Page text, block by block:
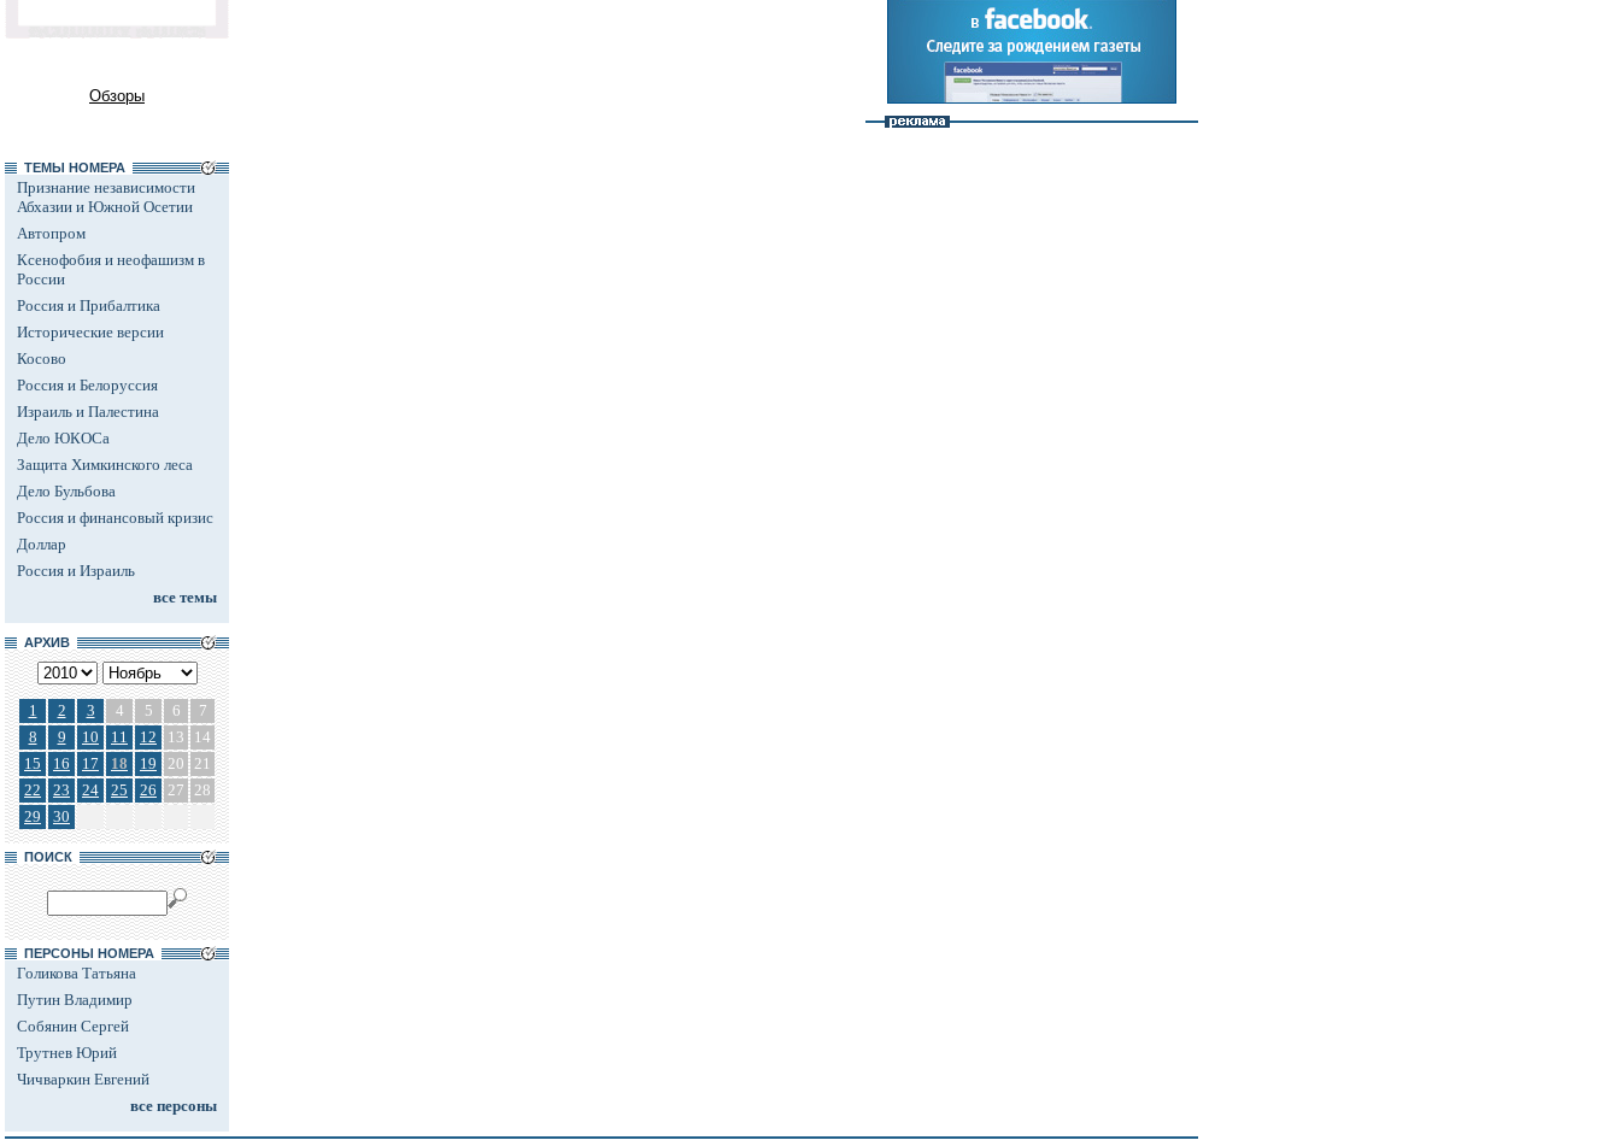
Обзоры
ТЕМЫ НОМЕРА
Признание независимости
Абхазии и Южной Осетии
Автопром
Ксенофобия и неофашизм в
России
Россия и Прибалтика
Исторические версии
Косово
Россия и Белоруссия
Израиль и Палестина
Дело ЮКОСа
Защита Химкинского леса
Дело Бульбова
Россия и финансовый кризис
Доллар
Россия и Израиль
все темы
АРХИВ
1 2 3 4 5 6
7
8
9 10 11 12 13
14
15
16 17 18 19 20 21
22
23 24 25 26 27 28
29
30
ПОИСК
ПЕРСОНЫ НОМЕРА
Голикова Татьяна
Путин Владимир
Собянин Сергей
Трутнев Юрий
Чичваркин Евгений
все персоны